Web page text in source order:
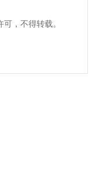
，不得转载。